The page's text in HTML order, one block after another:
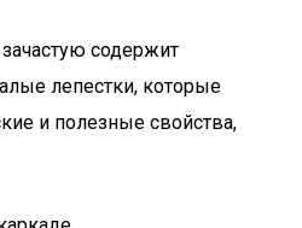
содержит
лепестки, которые
и полезные свойства,